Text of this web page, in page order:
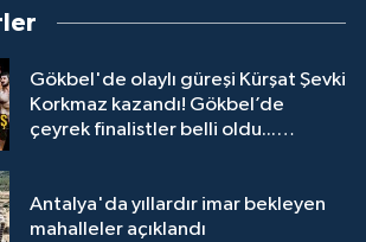
Gökbel'de olaylı güreşi Kürşat Şevki
Korkmaz kazandı! Gökbel’de
çeyrek finalistler belli oldu...
Antalya'da yıllardır imar bekleyen
mahalleler açıklandı